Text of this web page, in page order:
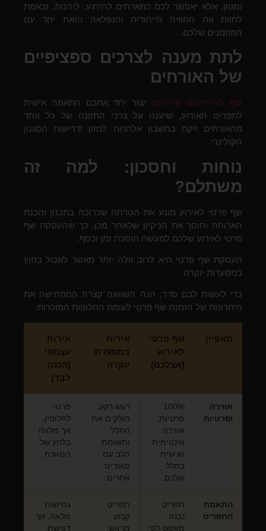
ומגוון, אלא יאפשר לכם כמארחים להירגע, ליהנות, ובאמת
לחוות את החוויה הייחודית והנפלאה הזאת יחד עם
המוזמנים שלכם.
לתת מענה לצרכים ספציפיים
של האורחים
שף לאירועים פרטיים
יצור יחד אתכם התאמה אישית
לתפריט האירוע, שיענה על צרכי התזונה של כל אחד
מהאורחים ויקח בחשבון אלרגיות למזון ודרישות הסגנון
הקולינרי.
נוחות וחסכון: למה זה
משתלם?
שף פרטי לאירוע מונע את הטרחה שכרוכה בתכנון והכנת
הארוחה וחוסך את הניקיון שלאחר מכן, כך שהעסקת שף
פרטי לאירוע שלכם למעשה חוסכת זמן וכסף.
העסקת שף פרטי היא לרוב זולה יותר מאשר לאכול בחוץ
במסעדות יוקרה.
כדי לעשות לכם סדר, הנה השוואה קצרה הממחישה את
היתרונות של הזמנת שף פרטי לעומת החלופות המוכרות:
מאפיין
שף פרטי
לאירוע
(אצלכם)
אירוח
במסעדת
יוקרה
אירוח
עצמאי
(הכנה
לבד)
אווירה
ופרטיות
100%
פרטיות,
אווירה
אינטימית
ואישית
בחלל
שלכם.
רעש רקע,
חולקים את
החלל
ותשומת
הלב עם
סועדים
אחרים.
פרטי
לחלוטין,
אך מלווה
בלחץ של
המארח.
התאמת
התפריט
תפריט
נבנה
מאפס לפי
תפריט
קבוע
מראש,
גמישות
מלאה, אך
דורשת